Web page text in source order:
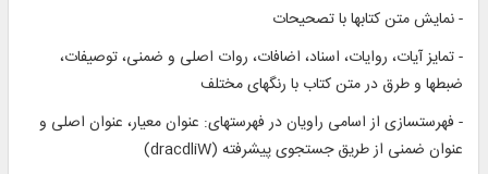
- نمايش متن كتاب‏ها با تصحيحات‏
- تمايز آيات، روايات، اسناد، اضافات، روات اصلى و ضمنى، توصيفات،
ضبطها و طرق در متن كتاب با رنگ‏هاى مختلف‏
- فهرست‏سازى از اسامى راويان در فهرست‏هاى: عنوان معيار، عنوان اصلى و
عنوان ضمنى از طريق جستجوى پيشرفته (dracdliW)